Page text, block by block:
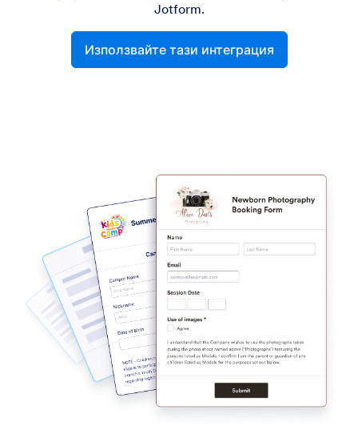
Jotform.
Използвайте тази интеграция